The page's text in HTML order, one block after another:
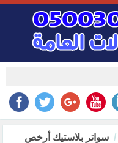
سواتر بلاستيك أرخص